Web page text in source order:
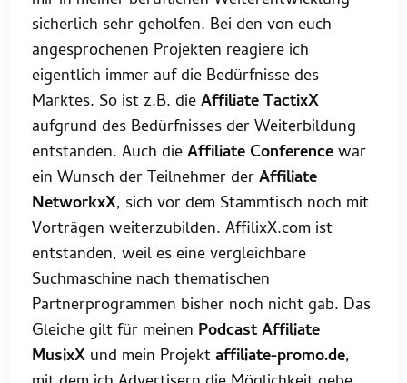
sicherlich sehr geholfen. Bei den von euch
angesprochenen Projekten reagiere ich
eigentlich immer auf die Bedürfnisse des
Marktes. So ist z.B. dieAffiliate TactixX
aufgrund des Bedürfnisses der Weiterbildung
entstanden. Auch dieAffiliate Conferencewar
ein Wunsch der Teilnehmer derAffiliate
NetworkxX, sich vor dem Stammtisch noch mit
Vorträgen weiterzubilden. AffilixX.com ist
entstanden, weil es eine vergleichbare
Suchmaschine nach thematischen
Partnerprogrammen bisher noch nicht gab. Das
Gleiche gilt für meinen Podcast Affiliate
MusixX und mein Projektaffiliate-promo.de,